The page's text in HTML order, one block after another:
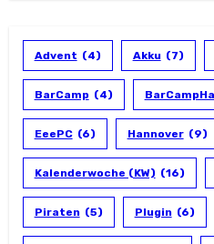
Advent (4) Akku (7)
BarCamp (4)
EeePC (6) Hannover (9)
Kalenderwoche (KW) (16)
Piraten (5) Plugin (6)